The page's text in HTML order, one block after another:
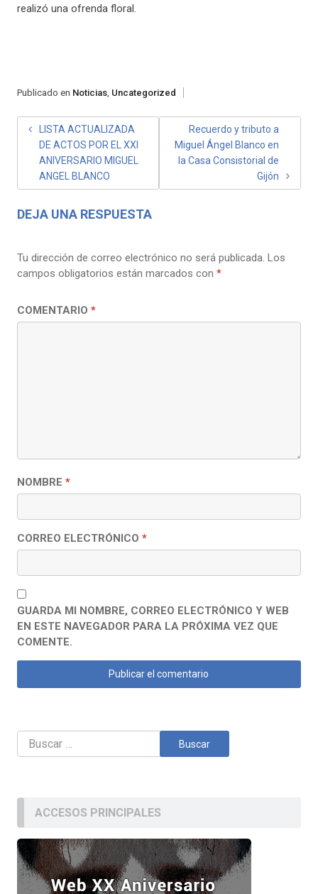
realizó una ofrenda floral.
Publicado en Noticias, Uncategorized
NAVEGACIÓN
ENTRADAS
LISTA ACTUALIZADA
DE ACTOS POR EL XXI
ANIVERSARIO MIGUEL
ANGEL BLANCO
Recuerdo y tributo a
Miguel Ángel Blanco en
la Casa Consistorial de
Gijón
DEJA UNA RESPUESTA
Tu dirección de correo electrónico no será publicada. Los
campos obligatorios están marcados con *
COMENTARIO *
NOMBRE *
CORREO ELECTRÓNICO *
GUARDA MI NOMBRE, CORREO ELECTRÓNICO Y WEB
EN ESTE NAVEGADOR PARA LA PRÓXIMA VEZ QUE
COMENTE.
Buscar:
ACCESOS PRINCIPALES